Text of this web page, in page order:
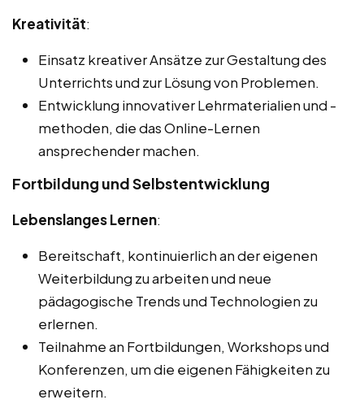
Kreativität:
Einsatz kreativer Ansätze zur Gestaltung des
Unterrichts und zur Lösung von Problemen.
Entwicklung innovativer Lehrmaterialien und -
methoden, die das Online-Lernen
ansprechender machen.
Fortbildung und Selbstentwicklung
Lebenslanges Lernen:
Bereitschaft, kontinuierlich an der eigenen
Weiterbildung zu arbeiten und neue
pädagogische Trends und Technologien zu
erlernen.
Teilnahme an Fortbildungen, Workshops und
Konferenzen, um die eigenen Fähigkeiten zu
erweitern.